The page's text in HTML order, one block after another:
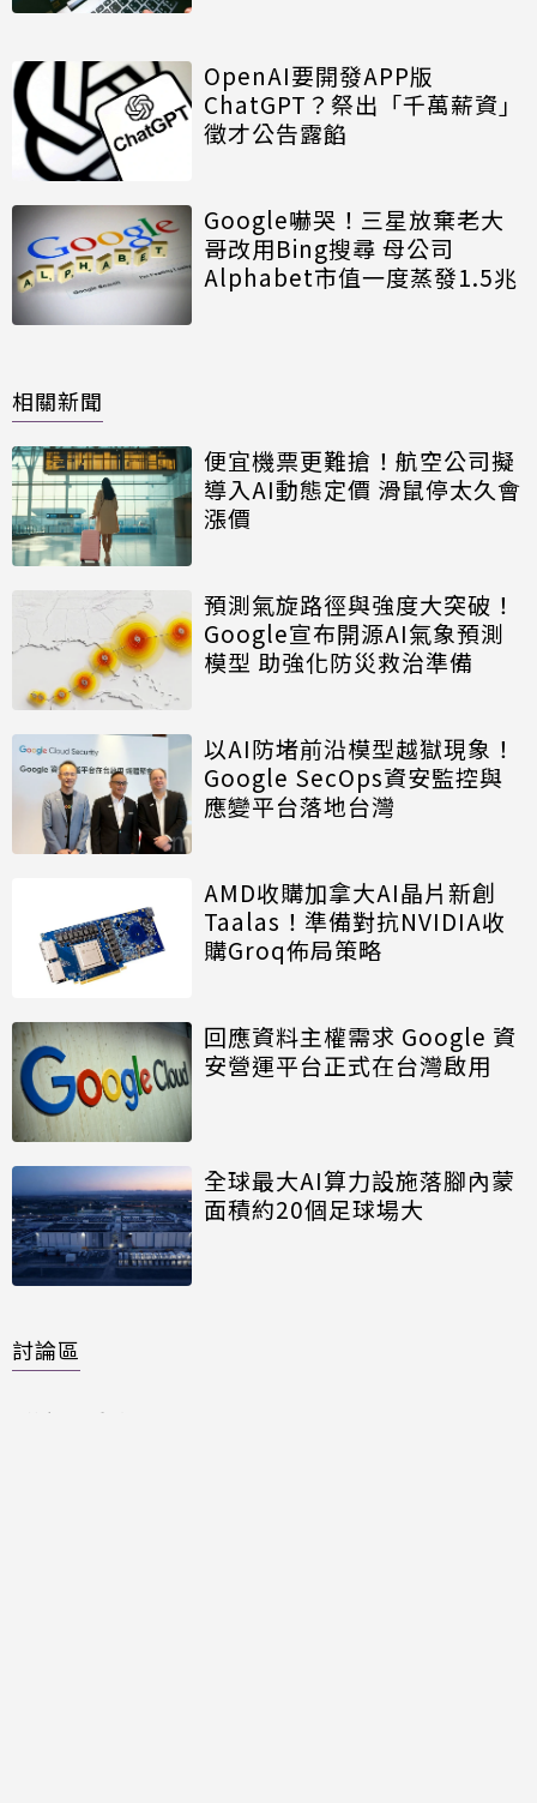
OpenAI要開發APP版
ChatGPT？祭出「千萬薪資」
徵才公告露餡
Google嚇哭！三星放棄老大
哥改用Bing搜尋 母公司
Alphabet市值一度蒸發1.5兆
相關新聞
便宜機票更難搶！航空公司擬
導入AI動態定價 滑鼠停太久會
漲價
預測氣旋路徑與強度大突破！
Google宣布開源AI氣象預測
模型 助強化防災救治準備
以AI防堵前沿模型越獄現象！
Google SecOps資安監控與
應變平台落地台灣
AMD收購加拿大AI晶片新創
Taalas！準備對抗NVIDIA收
購Groq佈局策略
回應資料主權需求 Google 資
安營運平台正式在台灣啟用
全球最大AI算力設施落腳內蒙
面積約20個足球場大
討論區
共有 則留言